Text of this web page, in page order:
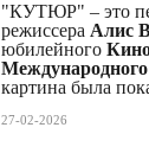
"КУТЮР" – это
режиссера Алис
юбилейного
картина была
27-02-2026